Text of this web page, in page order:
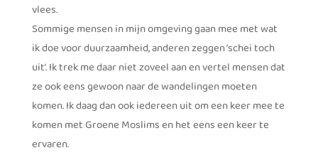
vlees.
Sommige mensen in mijn omgeving gaan mee met wat
ik doe voor duurzaamheid, anderen zeggen ‘schei toch
uit’. Ik trek me daar niet zoveel aan en vertel mensen dat
ze ook eens gewoon naar de wandelingen moeten
komen. Ik daag dan ook iedereen uit om een keer mee te
komen met Groene Moslims en het eens een keer te
ervaren.